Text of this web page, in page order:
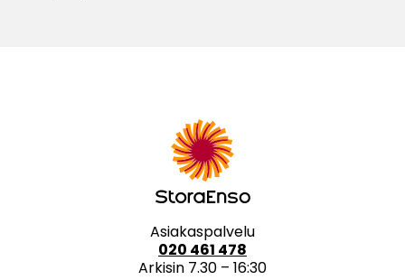
Asiakaspalvelu
020 461 478
Arkisin 7.30 – 16:30